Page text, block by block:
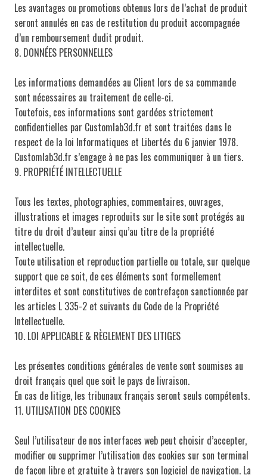
Les avantages ou promotions obtenus lors de l’achat de produit
seront annulés en cas de restitution du produit accompagnée
d’un remboursement dudit produit.
8. DONNÉES PERSONNELLES
Les informations demandées au Client lors de sa commande
sont nécessaires au traitement de celle-ci.
Toutefois, ces informations sont gardées strictement
confidentielles par Customlab3d.fr et sont traitées dans le
respect de la loi Informatiques et Libertés du 6 janvier 1978.
Customlab3d.fr s’engage à ne pas les communiquer à un tiers.
9. PROPRIÉTÉ INTELLECTUELLE
Tous les textes, photographies, commentaires, ouvrages,
illustrations et images reproduits sur le site sont protégés au
titre du droit d’auteur ainsi qu’au titre de la propriété
intellectuelle.
Toute utilisation et reproduction partielle ou totale, sur quelque
support que ce soit, de ces éléments sont formellement
interdites et sont constitutives de contrefaçon sanctionnée par
les articles L 335-2 et suivants du Code de la Propriété
Intellectuelle.
10. LOI APPLICABLE & RÈGLEMENT DES LITIGES
Les présentes conditions générales de vente sont soumises au
droit français quel que soit le pays de livraison.
En cas de litige, les tribunaux français seront seuls compétents.
11. UTILISATION DES COOKIES
Seul l’utilisateur de nos interfaces web peut choisir d’accepter,
modifier ou supprimer l’utilisation des cookies sur son terminal
de façon libre et gratuite à travers son logiciel de navigation. La